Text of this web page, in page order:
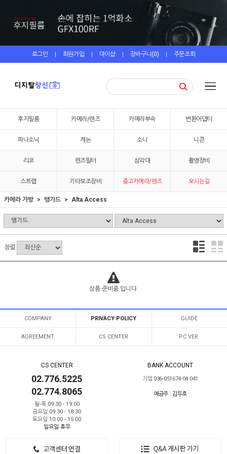
로그인 | 회원가입 | 마이샵 | 장바구니(0) | 주문조회
후지필름 카메라/렌즈 카메라부속 변환어댑터
파나소닉 캐논 소니 니콘
리코 렌즈필터 삼각대 촬영장비
스트랩 기타보조장비 중고카메라/렌즈 오시는길
카메라 가방 뱅가드 Alta Access
정렬
상품 준비중 입니다.
COMPANY PRIVACY POLICY GUIDE
AGREEMENT CS CENTER PC VER.
CS CENTER
02.776.5225
02.774.8065
월-목 09:30 - 19:00
금요일 09:30 - 18:30
토요일 10:00 - 15:00
일요일 휴무
BANK ACCOUNT
기업 036-051674-04-041
예금주 : 김두호